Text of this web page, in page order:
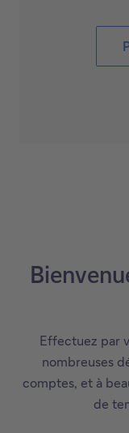
Effectuez par
nombreuses
comptes, et à
de